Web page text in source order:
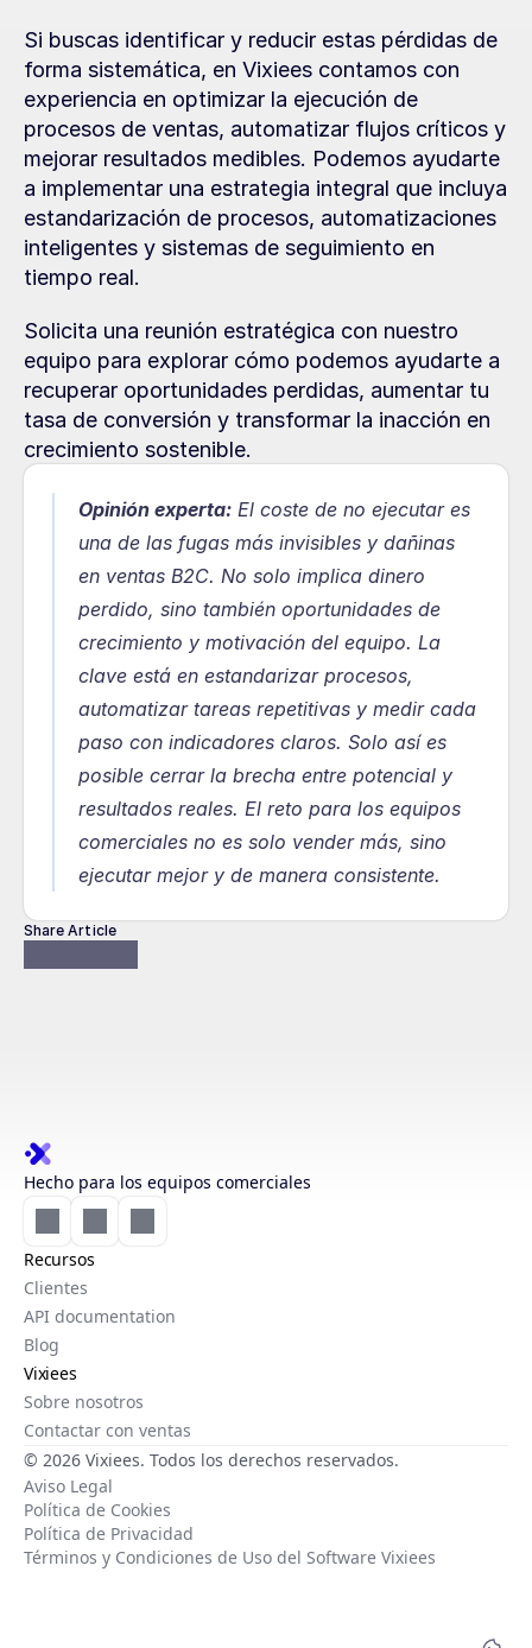
Si buscas identificar y reducir estas pérdidas de
forma sistemática, en Vixiees contamos con
experiencia en optimizar la ejecución de
procesos de ventas, automatizar flujos críticos y
mejorar resultados medibles. Podemos ayudarte
a implementar una estrategia integral que incluya
estandarización de procesos, automatizaciones
inteligentes y sistemas de seguimiento en
tiempo real.
Solicita una reunión estratégica con nuestro
equipo para explorar cómo podemos ayudarte a
recuperar oportunidades perdidas, aumentar tu
tasa de conversión y transformar la inacción en
crecimiento sostenible.
Opinión experta: El coste de no ejecutar es
una de las fugas más invisibles y dañinas
en ventas B2C. No solo implica dinero
perdido, sino también oportunidades de
crecimiento y motivación del equipo. La
clave está en estandarizar procesos,
automatizar tareas repetitivas y medir cada
paso con indicadores claros. Solo así es
posible cerrar la brecha entre potencial y
resultados reales. El reto para los equipos
comerciales no es solo vender más, sino
ejecutar mejor y de manera consistente.
Share Article
Hecho para los equipos comerciales
Recursos
Clientes
API documentation
Blog
Vixiees
Sobre nosotros
Contactar con ventas
© 2026 Vixiees. Todos los derechos reservados.
Aviso Legal
Política de Cookies
Política de Privacidad
Términos y Condiciones de Uso del Software Vixiees